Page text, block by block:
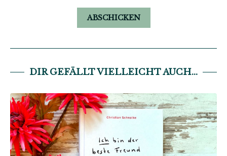
DIR GEFÄLLT VIELLEICHT AUCH...